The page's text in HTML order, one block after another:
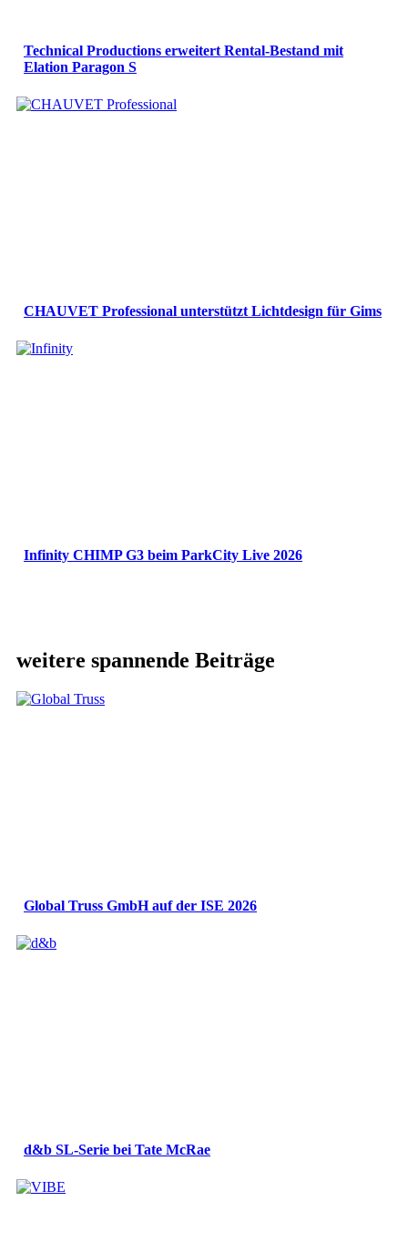
Technical Productions erweitert Rental-Bestand mit
Elation Paragon S
CHAUVET Professional unterstützt Lichtdesign für Gims
Infinity CHIMP G3 beim ParkCity Live 2026
weitere spannende Beiträge
Global Truss GmbH auf der ISE 2026
d&b SL-Serie bei Tate McRae